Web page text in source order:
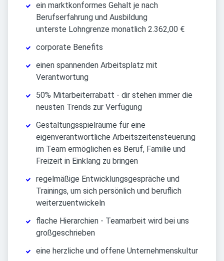
ein marktkonformes Gehalt je nach
Berufserfahrung und Ausbildung
unterste Lohngrenze monatlich 2.362,00 €
corporate Benefits
einen spannenden Arbeitsplatz mit
Verantwortung
50% Mitarbeiterrabatt - dir stehen immer die
neusten Trends zur Verfügung
Gestaltungsspielräume für eine
eigenverantwortliche Arbeitszeitensteuerung
im Team ermöglichen es Beruf, Familie und
Freizeit in Einklang zu bringen
regelmäßige Entwicklungsgespräche und
Trainings, um sich persönlich und beruflich
weiterzuentwickeln
flache Hierarchien - Teamarbeit wird bei uns
großgeschrieben
eine herzliche und offene Unternehmenskultur